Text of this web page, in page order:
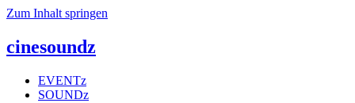
Zum Inhalt springen
cinesoundz
EVENTz
SOUNDz